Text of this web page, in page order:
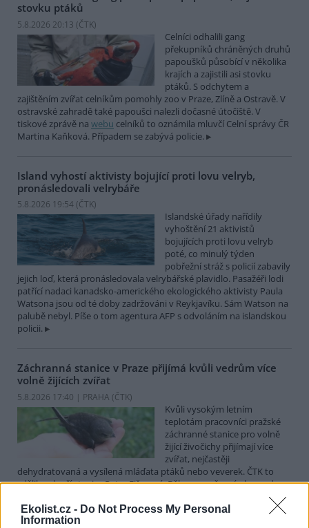
Ekolist.cz - Do Not Process My Personal
Information
stovku ptáků
5.8.2026 20:13 (ČTK)
Celníci odhalili gang
překupníků chráněných druhů
papoušků působící v několika
krajích a zajistili asi stovku
ptáků. S odchytem a
zajištěním zvířat celníkům pomohly zoo v Praze, Zlíně a Ostravě. V
ostravské zahradě také papoušci nalezli dočasné útočiště. V
tiskové zprávě na webu celníků to oznámila mluvčí Celní správy ČR
Martina Kaňková. Případem se zabývá policie.
Island vyhostí aktivisty bojující proti lovu velryb,
pronásledovali velrybáře
5.8.2026 19:54 (ČTK)
Islandské úřady nařídily
vyhoštění 21 aktivistů
bojujících proti lovu velryb
poté, co minulý týden
pobřežní stráž s policií zabavily
jejich loď, která pronásledovala velrybářské plavidlo. Pasažéři lodi
patřící nadaci kanadsko-amerického ekologického aktivisty Paula
Watsona jsou od té doby zadržováni v Reykjavíku. Sám Watson na
palubě nebyl. Píše o tom agentura AFP s odvoláním na islandskou
policii.
Záchranná stanice v Praze přijímá kvůli vedrům více
volně žijících zvířat
5.8.2026 17:40 | PRAHA (ČTK)
Kvůli vysokým letním
teplotám pracovníci pražské
záchranné stanice pro volně
žijící živočichy přijímají více
zvířat, nejčastěji
dehydratovaná a vysílená mláďata ptáků nebo veverek. ČTK to
sdělila mluvčí stanice Petra Fišerová. Během současné vlny veder
stanice denně ošetří desítky živočichů, při první letošní vlně horka
jich za jeden týden přijali rekordních 578.